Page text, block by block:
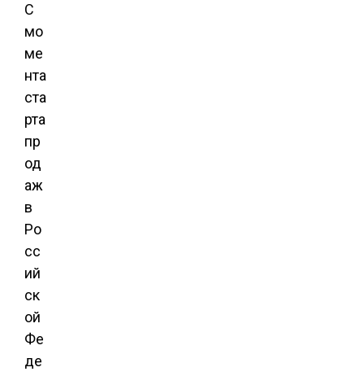
С
мо
ме
нта
ста
рта
пр
од
аж
в
Ро
сс
ий
ск
ой
Фе
де